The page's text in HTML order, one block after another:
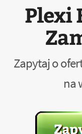
Plexi
Zapytaj o
na